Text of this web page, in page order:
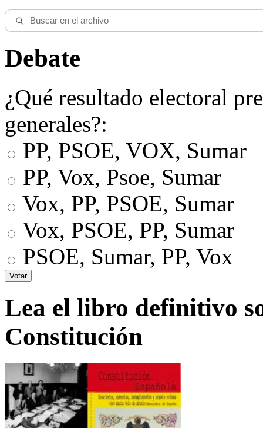
Debate
¿Qué resultado electoral
generales?:
PP, PSOE, VOX, Sumar
PP, Vox, Psoe, Sumar
Vox, PP, PSOE, Sumar
Vox, PSOE, PP, Sumar
PSOE, Sumar, PP, Vox
Lea el libro definitivo
Constitución